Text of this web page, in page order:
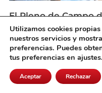
El Pleno de Campo
nuevos planes de
agosto 3, 2026
Utilizamos cookies
nuestros servicios y
preferencias. Puedes
tus preferencias en ajustes.
Aceptar Rechazar